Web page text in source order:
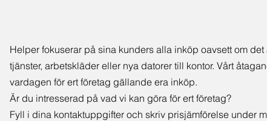
Helper fokuserar på sina kunders alla inköp oavsett om
tjänster, arbetskläder eller nya datorer till kontor. Vårt
vardagen för ert företag gällande era inköp.
Är du intresserad på vad vi kan göra för ert företag?
Fyll i dina kontaktuppgifter och skriv prisjämförelse under